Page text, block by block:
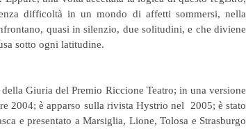
difficoltà in un mondo di affetti sommersi, nella
quasi in silenzio, due solitudini, e che diviene
sotto ogni latitudine.
Giuria del Premio Riccione Teatro; in una versione
2004; è apparso sulla rivista Hystrio nel  2005; è stato
e presentato a Marsiglia, Lione, Tolosa e Strasburgo